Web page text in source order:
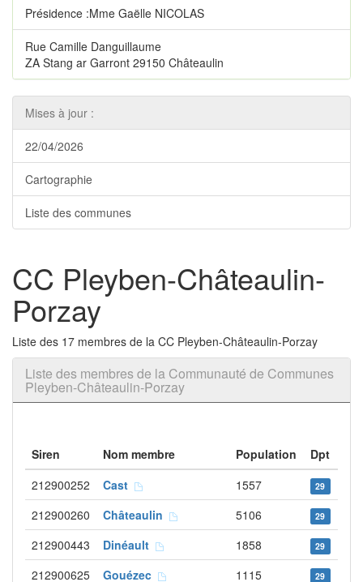
Présidence :Mme Gaëlle NICOLAS
Rue Camille Danguillaume
ZA Stang ar Garront 29150 Châteaulin
Mises à jour :
22/04/2026
Cartographie
Liste des communes
CC Pleyben-Châteaulin-
Porzay
Liste des 17 membres de la CC Pleyben-Châteaulin-Porzay
Liste des membres de la Communauté de Communes
Pleyben-Châteaulin-Porzay
Siren Nom membre Population
Dpt
212900252
Cast 1557 29
212900260 Châteaulin 5106 29
212900443 Dinéault 1858 29
212900625 Gouézec 1115 29